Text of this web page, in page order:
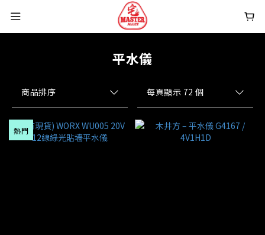
平水儀
商品排序 每頁顯示 72 個
熱門